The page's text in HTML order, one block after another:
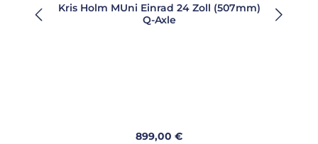
Kris Holm MUni Einrad 24 Zoll (507mm)
Q-Axle
Regulärer Preis:
899,00 €